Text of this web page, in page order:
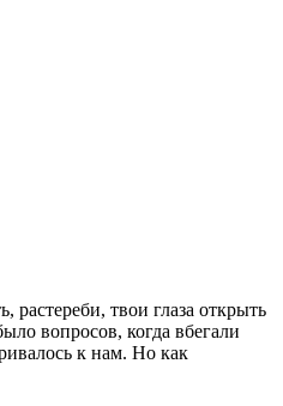
твои глаза открыть
вопросов, когда вбегали
к нам. Но как